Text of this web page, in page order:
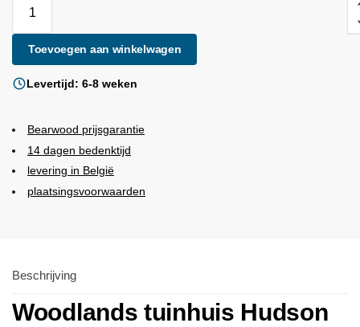
Toevoegen aan winkelwagen
Levertijd: 6-8 weken
Bearwood prijsgarantie
14 dagen bedenktijd
levering in België
plaatsingsvoorwaarden
Beschrijving
Woodlands tuinhuis Hudson